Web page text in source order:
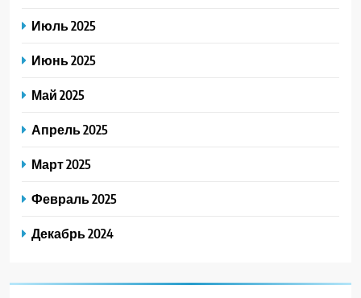
Июль 2025
Июнь 2025
Май 2025
Апрель 2025
Март 2025
Февраль 2025
Декабрь 2024